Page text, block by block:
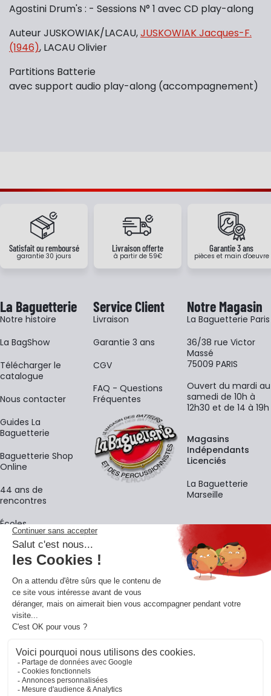
Agostini Drum's : - Sessions N° 1 avec CD play-along
Auteur JUSKOWIAK/LACAU,JUSKOWIAK Jacques-F.
(1946), LACAU Olivier
Partitions Batterie
avec support audio play-along (accompagnement)
Satisfait ou remboursé
garantie 30 jours
Livraison offerte
à partir de 59€
Garantie 3 ans
pièces et main d'oeuvre
La Baguetterie
Notre histoire
La BagShow
​Télécharger le
catalogue
Nous contacter
Guides La
Baguetterie
Baguetterie Shop
Online
44 ans de
rencontres
Écoles
Service Client
Livraison
Garantie 3 ans
CGV
FAQ - Questions
Fréquentes
Notre Magasin
La Baguetterie Paris
36/38 rue Victor
Massé
75009 PARIS
Ouvert du mardi au
samedi de 10h à
12h30 et de 14 à 19h
Magasins
Indépendants
Licenciés
La Baguetterie
Marseille
La newsletter
Adresse e-mail
En vous inscrivant à notre newsletter, vous acceptez notre
confidentialité.
Retrouvons-nous sur